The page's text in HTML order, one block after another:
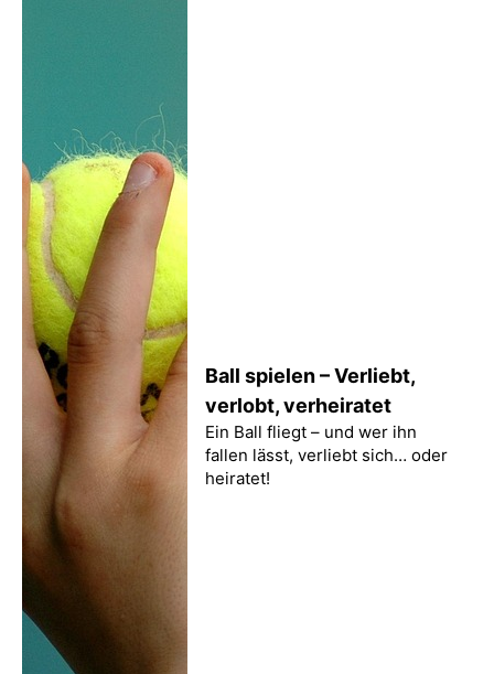
Ball spielen – Verliebt,
verlobt, verheiratet
Ein Ball fliegt – und wer ihn
fallen lässt, verliebt sich… oder
heiratet!